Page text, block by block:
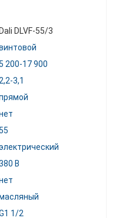
Dali DLVF-55/3
5 200-17 900
2,2-3,1
55
В
1/2